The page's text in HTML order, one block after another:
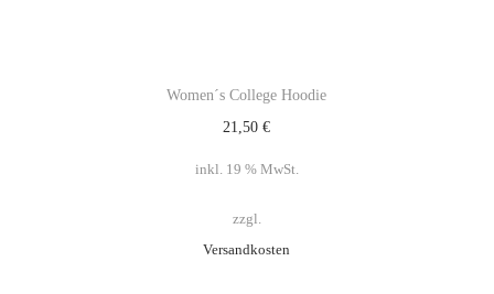
Women´s College Hoodie
21,50€
inkl. 19 % MwSt.
zzgl.
Versandkosten